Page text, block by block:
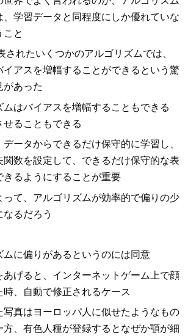
、学習データと同程度にしか優れていな
と
されたいくつかのアルゴリズムでは、
イアスを増幅することができるという驚
があった
ムはバイアスを増幅することもできる
せることもできる
ータからできるだけ保守的に学習し、
関数を設定して、できるだけ保守的な表
きるようにすることが重要
って、アルゴリズムが効率的で偏りの少
るだろう
ムに偏りがあるというのには同意
あげると、インターネットゲーム上で顔
時、自動で修正されるケース
写真はヨーロッパ人に似せたようなもの
方、有色人種が登録するとなぜか顎が細